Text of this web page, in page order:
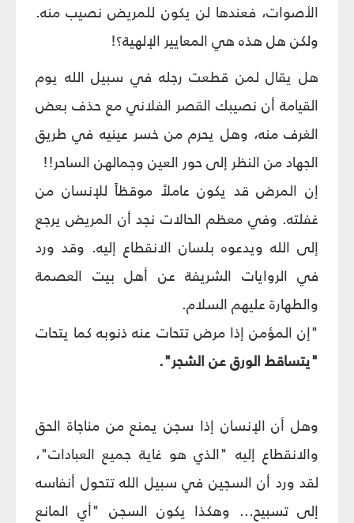
الأصوات، فعندها لن يكون للمريض نصيب منه.
ولكن هل هذه هي المعايير الإلهية؟!
هل يقال لمن قطعت رجله في سبيل الله يوم
القيامة أن نصيبك القصر الفلاني مع حذف بعض
الغرف منه، وهل يحرم من خسر عينيه في طريق
الجهاد من النظر إلى حور العين وجمالهن الساحر!!
إن المرض قد يكون عاملاً موقظاً للإنسان من
غفلته. وفي معظم الحالات نجد أن المريض يرجع
إلى الله ويدعوه بلسان الانقطاع إليه. وقد ورد
في الروايات الشريفة عن أهل بيت العصمة
والطهارة عليهم السلام.
"إن المؤمن إذا مرض تتحات عنه ذنوبه كما يتحات
"يتساقط الورق عن الشجر".
وهل أن الإنسان إذا سجن يمنع من مناجاة الحق
والانقطاع إليه "الذي هو غاية جميع العبادات"،
لقد ورد أن السجين في سبيل الله تتحول أنفاسه
إلى تسبيح... وهكذا يكون السجن "أي المانع